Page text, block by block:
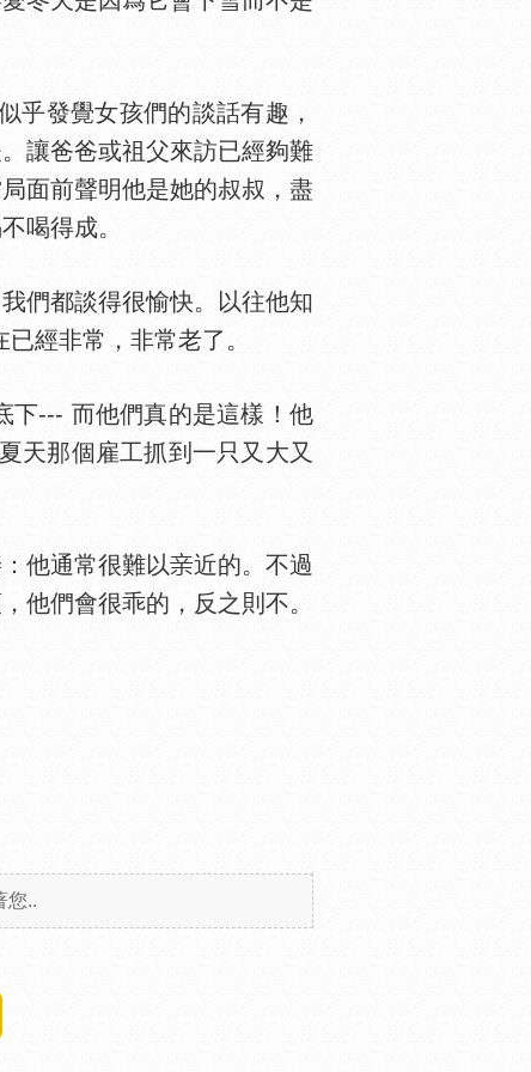
發覺女孩們的談話有趣，
讓爸爸或祖父來訪已經夠難
面前聲明他是她的叔叔，盡
喝得成。
我們都談得很愉快。以往他知
經非常，非常老了。
下--- 而他們真的是這樣！他
天那個雇工抓到一只又大又
他通常很難以
近的。不過
他們會很乖的，反之則不。
您..